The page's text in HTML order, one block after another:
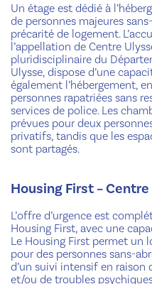
Un étage est dédié à
de personnes majeures
précarité de logement.
l’appellation de Centre
pluridisciplinaire du
Ulysse, dispose d’une
également l’hébergement,
personnes rapatriées sans
services de police. Les
prévues pour deux
privatifs, tandis que les
sont partagés.
Housing First –
L’offre d’urgence est
Housing First, avec une
Le Housing First permet un
pour des personnes sans-
d’un suivi intensif en raison
et/ou de troubles